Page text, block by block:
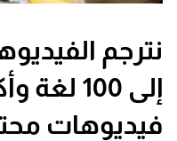
نترجم
إلى 100
فيديوهات